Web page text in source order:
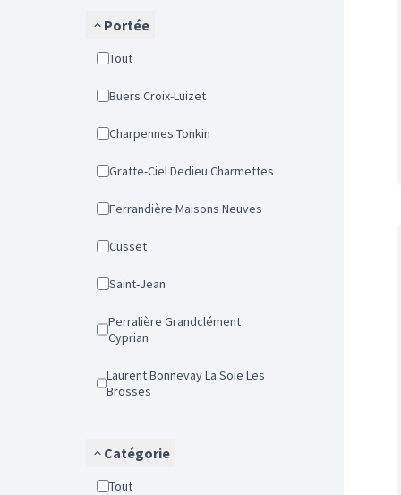
Portée
Tout
Buers Croix-Luizet
Charpennes Tonkin
Gratte-Ciel Dedieu Charmettes
Ferrandière Maisons Neuves
Cusset
Saint-Jean
Perralière Grandclément
Cyprian
Laurent Bonnevay La Soie Les
Brosses
Catégorie
Tout